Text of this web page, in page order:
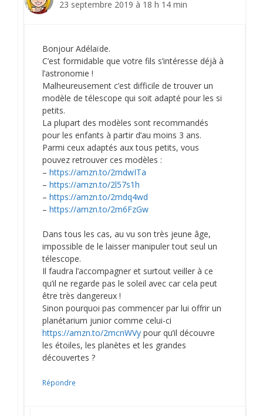
23 septembre 2019 à 18 h 14 min
Bonjour Adélaïde.
C’est formidable que votre fils s’intéresse déjà à
l’astronomie !
Malheureusement c’est difficile de trouver un
modèle de télescope qui soit adapté pour les si
petits.
La plupart des modèles sont recommandés
pour les enfants à partir d’au moins 3 ans.
Parmi ceux adaptés aux tous petits, vous
pouvez retrouver ces modèles :
– https://amzn.to/2mdwITa
– https://amzn.to/2l57s1h
– https://amzn.to/2mdq4wd
– https://amzn.to/2m6FzGw
Dans tous les cas, au vu son très jeune âge,
impossible de le laisser manipuler tout seul un
télescope.
Il faudra l’accompagner et surtout veiller à ce
qu’il ne regarde pas le soleil avec car cela peut
être très dangereux !
Sinon pourquoi pas commencer par lui offrir un
planétarium junior comme celui-ci
https://amzn.to/2mcnWVy pour qu’il découvre
les étoiles, les planètes et les grandes
découvertes ?
Répondre